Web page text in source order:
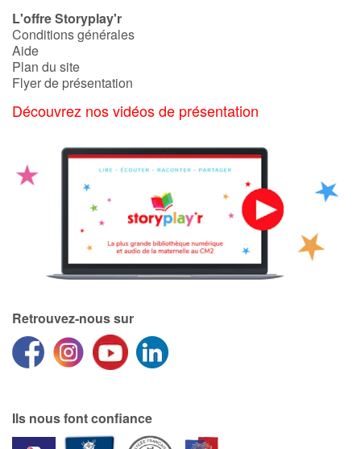
L'offre Storyplay'r
Conditions générales
Aide
Plan du site
Flyer de présentation
Découvrez nos vidéos de présentation
Retrouvez-nous sur
Ils nous font confiance